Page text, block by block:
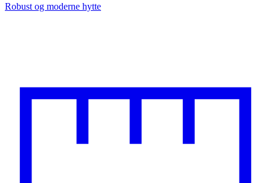
Robust og moderne hytte